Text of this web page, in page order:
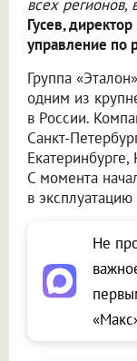
всех регионов,
Гусев,
управление по
Группа
одним из
в России.
Санкт-
С момента
в
Не